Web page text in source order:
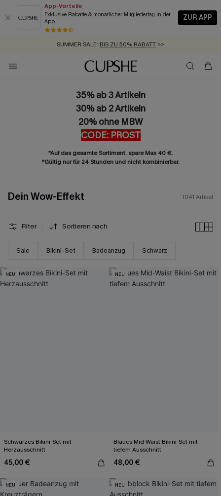
App-Vorteile
Exklusive Rabatte & monatlicher Mitgliedertag in der
App
ZUR APP
GRATIS MASSBAND MIT JEDEM SCHNELLVERSAND-ARTIKEL >>
SUMMER SALE:
ZUM NEWSLETTER:BIS ZU -20% EXTRA ERHALTEN
KOSTENLOSER VERSAND AB 89 €
35% ab 3 Artikeln
30% ab 2 Artikeln
20% ohne MBW
CODE: PROST
*Auf das gesamte Sortiment. spare Max 40 €.
*Gültig nur für 24 Stunden und nicht kombinierbar.
Dein Wow-Effekt 1041 Artikel
Filter Sortieren nach
Sale Bikini-Set Badeanzug Schwarz
NEU
Schwarzes Bikini-Set mit
Herzausschnitt
45,00 €
NEU
Blaues Mid-Waist Bikini-Set mit
tiefem Ausschnitt
48,00 €
NEU NEU